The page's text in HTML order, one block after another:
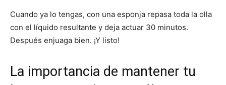
Cuando ya lo tengas, con una esponja repasa toda la olla
con el líquido resultante y deja actuar 30 minutos.
Después enjuaga bien. ¡Y listo!
La importancia de mantener tu